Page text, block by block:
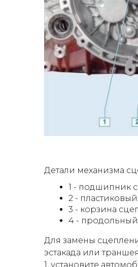
Детали механизма
1 - подшипник
2 -
3 - корзина
4 -
Для замены
эстакада или
1. установите